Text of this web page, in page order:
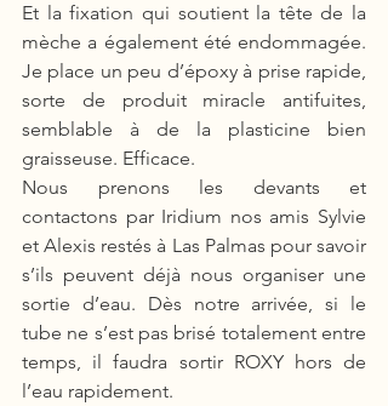
Et la fixation qui soutient la tête de la
mèche a également été endommagée.
Je place un peu d’époxy à prise rapide,
sorte de produit miracle antifuites,
semblable à de la plasticine bien
graisseuse. Efficace.
Nous prenons les devants et
contactons par Iridium nos amis Sylvie
et Alexis restés à Las Palmas pour savoir
s’ils peuvent déjà nous organiser une
sortie d’eau. Dès notre arrivée, si le
tube ne s’est pas brisé totalement entre
temps, il faudra sortir ROXY hors de
l’eau rapidement.